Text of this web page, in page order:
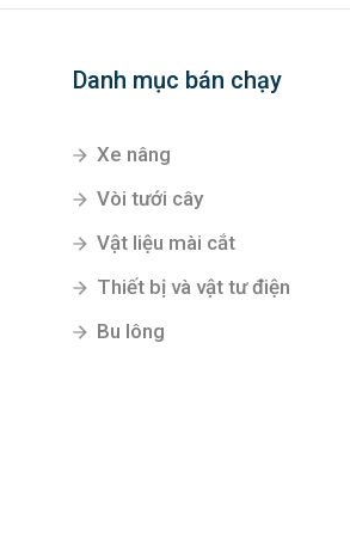
Danh mục bán chạy
Xe nâng
Vòi tưới cây
Vật liệu mài cắt
Thiết bị và vật tư điện
Bu lông